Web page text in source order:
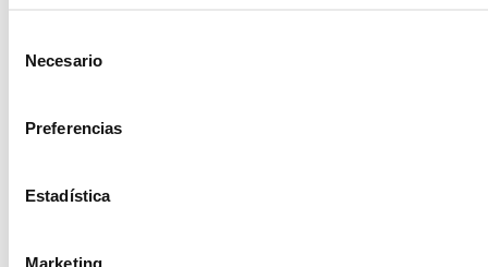
Necesario
Preferencias
Estadística
Marketing
negro